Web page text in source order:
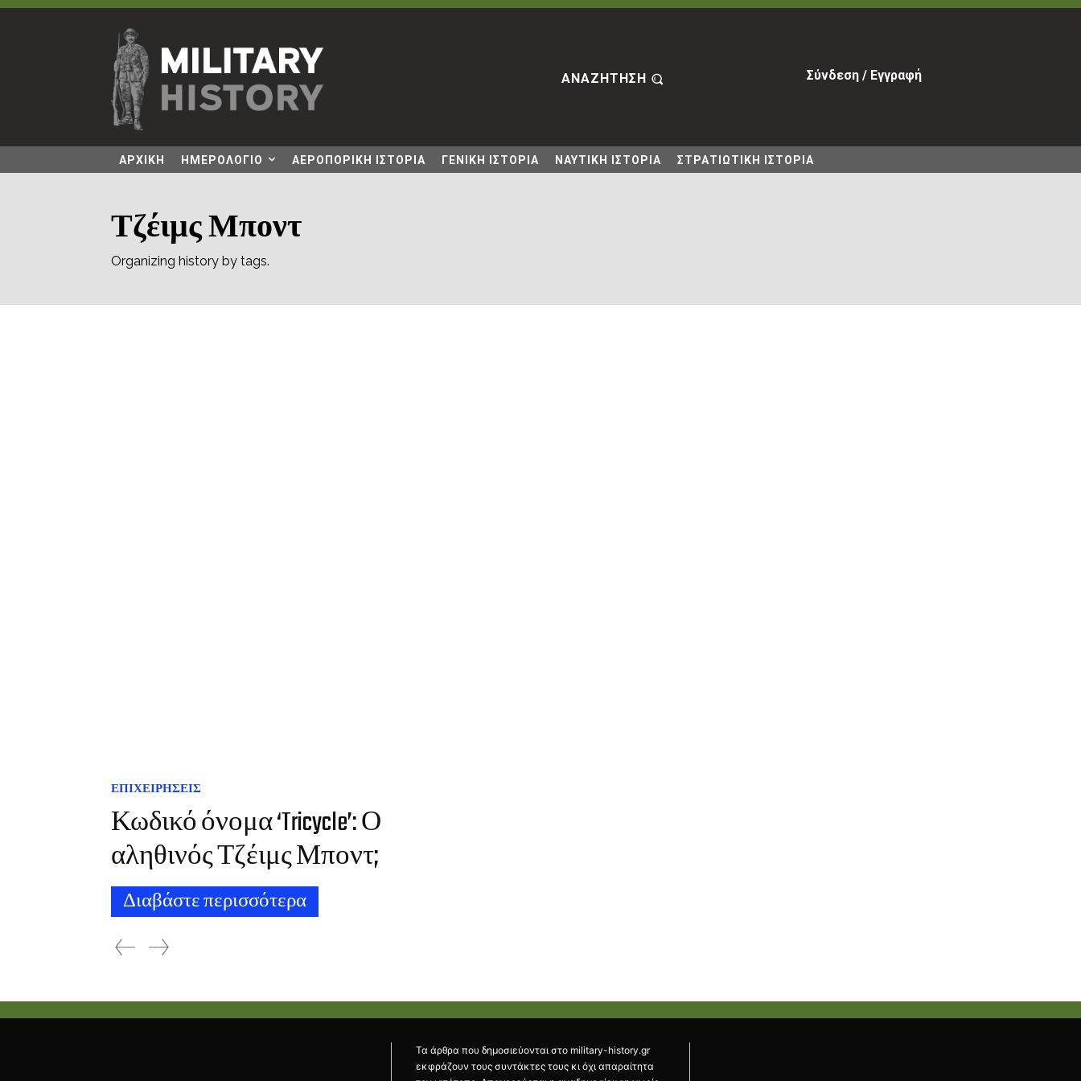
ΑΝΑΖΗΤΗΣΗ Σύνδεση / Εγγραφή
ΑΡΧΙΚΗ ΗΜΕΡΟΛΟΓΙΟ ΑΕΡΟΠΟΡΙΚΗ ΙΣΤΟΡΙΑ ΓΕΝΙΚΗ ΙΣΤΟΡΙΑ ΝΑΥΤΙΚΗ ΙΣΤΟΡΙΑ ΣΤΡΑΤΙΩΤΙΚΗ ΙΣΤΟΡΙΑ
Τζέιμς Μποντ
Organizing history by tags.
ΕΠΙΧΕΙΡΗΣΕΙΣ
Κωδικό όνομα ‘Tricycle’: Ο
αληθινός Τζέιμς Μποντ;
Διαβάστε περισσότερα
Τα άρθρα που δημοσιεύονται στο military-history.gr
εκφράζουν τους συντάκτες τους κι όχι απαραίτητα